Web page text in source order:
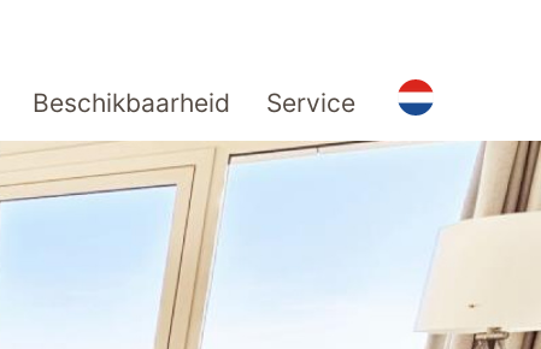
Beschikbaarheid Service